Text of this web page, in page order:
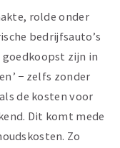
rolde onder
bedrijfsauto’s
goedkoopst zijn in
− zelfs zonder
de kosten voor
Dit komt mede
Zo